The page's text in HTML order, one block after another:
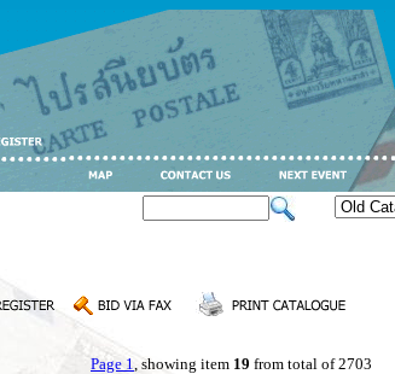
Page 1, showing item 19 from total of 2703